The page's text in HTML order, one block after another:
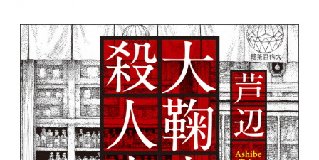
書誌情報
この作品の書誌情報を表示します。
目次・しおり・メモ
目次・しおり・メモを一覧で表示します。
本文検索
本文内から文字を検索します。
自動ページ送り
一定時間経つ毎に自動でページを送ります。